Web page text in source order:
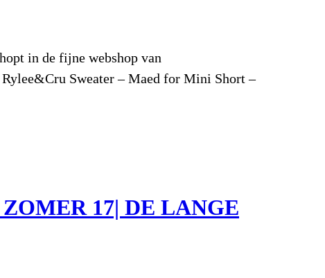
in de fijne webshop van
Sweater – Maed for Mini Short –
17| DE LANGE